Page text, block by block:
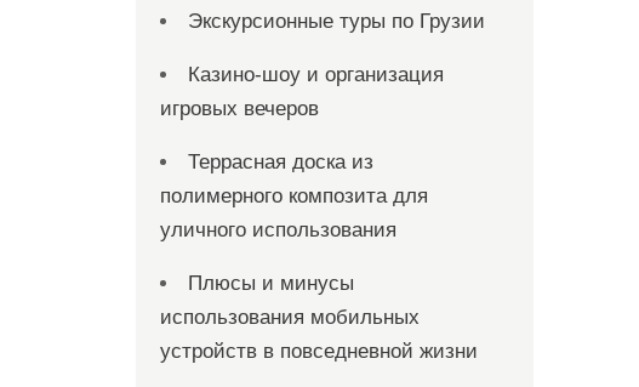
Экскурсионные туры по Грузии
Казино-шоу и организация
игровых вечеров
Террасная доска из
полимерного композита для
уличного использования
Плюсы и минусы
использования мобильных
устройств в повседневной жизни